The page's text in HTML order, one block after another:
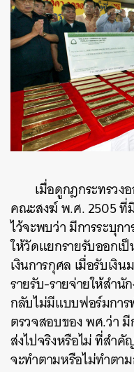
เมื่อดูกฎกระทรว
คณะสงฆ์ พ.ศ. 2505 ที่
ไว้จะพบว่า มีการระบุก
ให้วัดแยกรายรับออกเ
เงินการกุศล เมื่อรับเงิ
รายรับ-รายจ่ายให้สำ
กลับไม่มีแบบฟอร์มกา
ตรวจสอบของ พศ.ว่า มี
ส่งไปจริงหรือไม่ ที่สำคั
จะทำตามหรือไม่ทำตา